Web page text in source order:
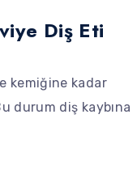
Diş Eti
kemiğine kadar
durum diş kaybına